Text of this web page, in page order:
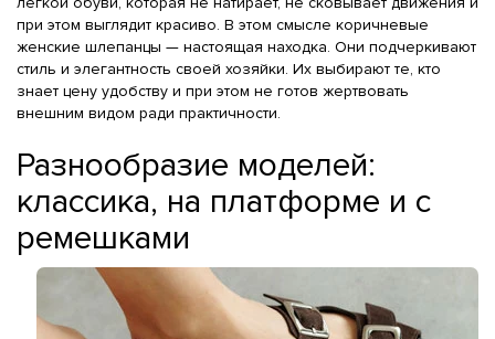
при этом выглядит красиво. В этом смысле коричневые
женские шлепанцы — настоящая находка. Они подчеркивают
стиль и элегантность своей хозяйки. Их выбирают те, кто
знает цену удобству и при этом не готов жертвовать
внешним видом ради практичности.
Разнообразие моделей:
классика, на платформе и с
ремешками